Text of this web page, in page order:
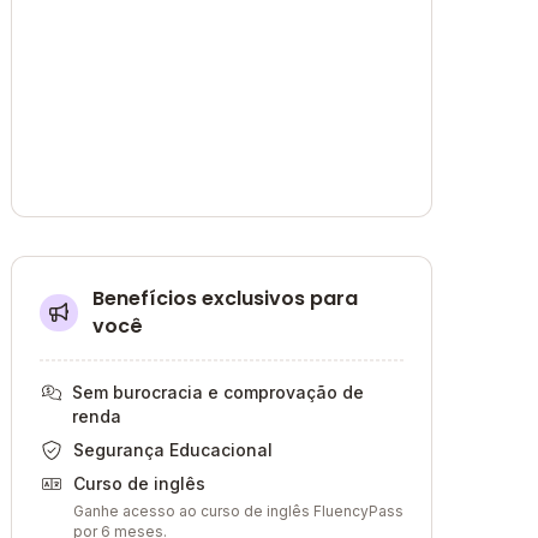
Benefícios exclusivos para
você
Sem burocracia e comprovação de
renda
Segurança Educacional
Curso de inglês
Ganhe acesso ao curso de inglês FluencyPass
por 6 meses.